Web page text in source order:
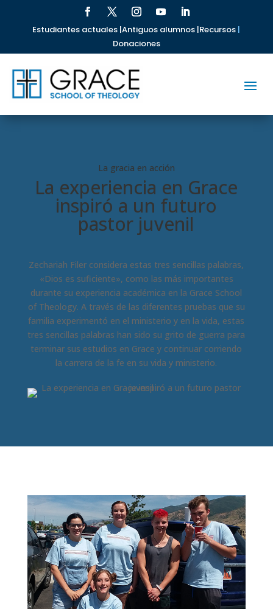
Estudiantes actuales |Antiguos alumnos |Recursos |
Donaciones
La gracia en acción
La experiencia en Grace
inspiró a un futuro
pastor juvenil
Zechariah Filer considera estas tres sencillas palabras,
«Dios es suficiente», como las más importantes
durante su experiencia académica en la Grace School
of Theology. A través de las diferentes pruebas que su
familia experimentó en el ministerio y en la vida, estas
tres sencillas palabras han sido su grito de guerra para
terminar sus estudios en Grace y continuar corriendo
la carrera de la fe en su vida y ministerio.